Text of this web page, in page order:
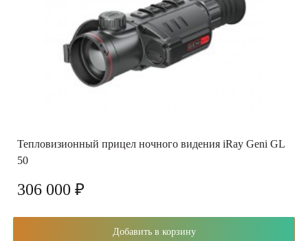
Тепловизионный прицел ночного видения iRay Geni GL
50
306 000 ₽
Добавить в корзину